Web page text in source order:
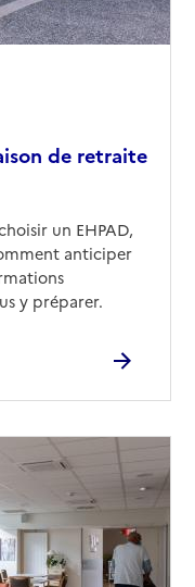
de retraite
un EHPAD,
anticiper
y préparer.